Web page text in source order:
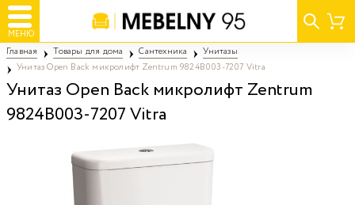
МЕНЮ
Главная Товары для дома Сантехника
Унитазы
Унитаз Open Back микролифт Zentrum 9824B003-7207 Vitra
Унитаз Open Back микролифт Zentrum
9824B003-7207 Vitra